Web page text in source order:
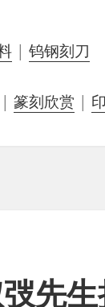
|钨钢刻刀
|篆刻欣赏 |
先